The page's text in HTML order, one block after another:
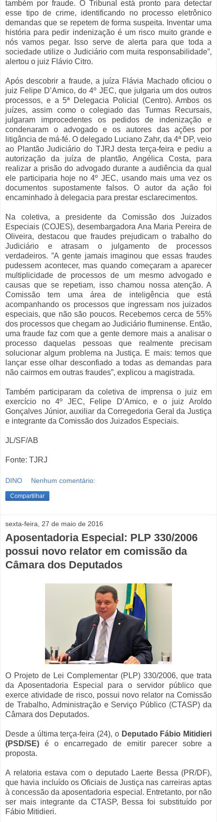
também por fraude. O Tribunal está pronto para detectar
esse tipo de crime, identificando no processo eletrônico
demandas que se repetem de forma suspeita. Inventar uma
história para pedir indenização é um risco muito grande e
nós vamos pegar. Isso serve de alerta para que toda a
sociedade utilize o Judiciário com muita responsabilidade”,
alertou o juiz Flávio Citro.
Após descobrir a fraude, a juíza Flávia Machado oficiou o
juiz Felipe D’Amico, do 4º JEC, que julgaria um dos outros
processos, e a 5ª Delegacia Policial (Centro). Ambos os
juízes, assim como o colegiado das Turmas Recursais,
julgaram improcedentes os pedidos de indenização e
condenaram o advogado e os autores das ações por
litigância de má-fé. O delegado Luciano Zahr, da 4ª DP, veio
ao Plantão Judiciário do TJRJ desta terça-feira e pediu a
autorização da juíza de plantão, Angélica Costa, para
realizar a prisão do advogado durante a audiência da qual
ele participaria hoje no 4º JEC, usando mais uma vez os
documentos supostamente falsos. O autor da ação foi
encaminhado à delegacia para prestar esclarecimentos.
Na coletiva, a presidente da Comissão dos Juizados
Especiais (COJES), desembargadora Ana Maria Pereira de
Oliveira, destacou que fraudes prejudicam o trabalho do
Judiciário e atrasam o julgamento de processos
verdadeiros. ”A gente jamais imaginou que essas fraudes
pudessem acontecer, mas quando começaram a aparecer
multiplicidade de processos de um mesmo advogado e
causas que se repetiam, isso chamou nossa atenção. A
Comissão tem uma área de inteligência que está
acompanhando os processos que ingressam nos juizados
especiais, que não são poucos. Recebemos cerca de 55%
dos processos que chegam ao Judiciário fluminense. Então,
uma fraude faz com que a gente demore mais a analisar o
processo daquelas pessoas que realmente precisam
solucionar algum problema na Justiça. E mais: temos que
lançar esse olhar desconfiado a todas as demandas para
não cairmos em outras fraudes”, explicou a magistrada.
Também participaram da coletiva de imprensa o juiz em
exercício no 4º JEC, Felipe D’Amico, e o juiz Aroldo
Gonçalves Júnior, auxiliar da Corregedoria Geral da Justiça
e integrante da Comissão dos Juizados Especiais.
JL/SF/AB
Fonte: TJRJ
DINO Nenhum comentário:
Compartilhar
sexta-feira, 27 de maio de 2016
Aposentadoria Especial: PLP 330/2006
possui novo relator em comissão da
Câmara dos Deputados
O Projeto de Lei Complementar (PLP) 330/2006, que trata
da Aposentadoria Especial para o servidor público que
exerce atividade de risco, possui novo relator na Comissão
de Trabalho, Administração e Serviço Público (CTASP) da
Câmara dos Deputados.
Desde a última terça-feira (24), o Deputado Fábio Mitidieri
(PSD/SE) é o encarregado de emitir parecer sobre a
proposta.
A relatoria estava com o deputado Laerte Bessa (PR/DF),
que havia incluído os Oficiais de Justiça nas carreiras aptas
à concessão da aposentadoria especial. Entretanto, por não
ser mais integrante da CTASP, Bessa foi substituído por
Fábio Mitidieri.